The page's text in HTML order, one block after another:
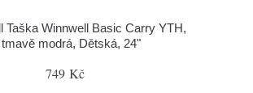
Taška Winnwell Basic Carry YTH,
tmavě modrá, Dětská, 24"
749 Kč